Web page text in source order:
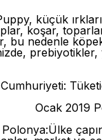
küçük
koşar,
bu nedenle
prebiyotikler,
Ocak 2019